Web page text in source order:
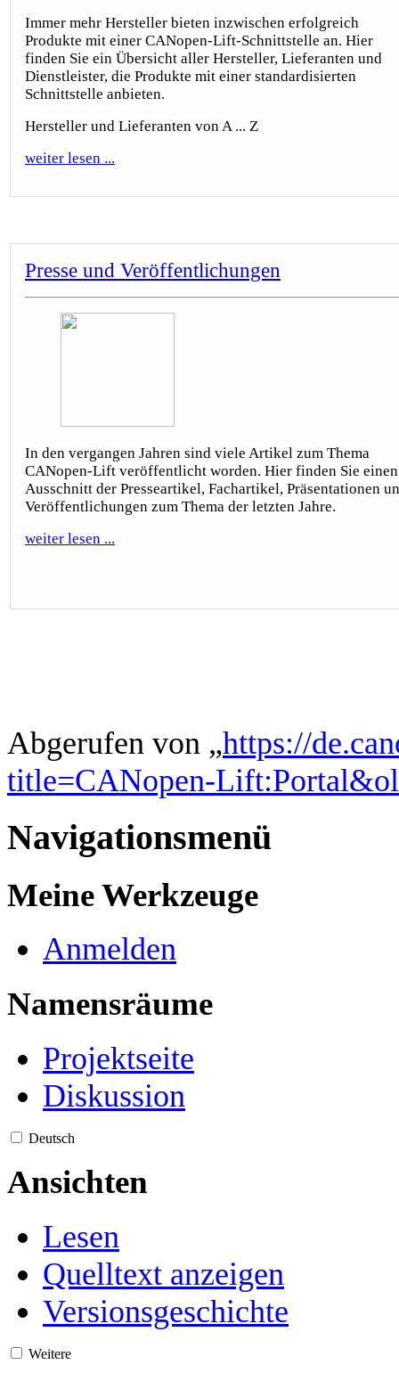
Immer mehr Hersteller bieten inzwischen erfolgreich
Produkte mit einer CANopen-Lift-Schnittstelle an. Hier
finden Sie ein Übersicht aller Hersteller, Lieferanten und
Dienstleister, die Produkte mit einer standardisierten
Schnittstelle anbieten.
Hersteller und Lieferanten von A ... Z
weiter lesen ...
Presse und Veröffentlichungen
In den vergangen Jahren sind viele Artikel zum Thema
CANopen-Lift veröffentlicht worden. Hier finden Sie einen
Ausschnitt der Presseartikel, Fachartikel, Präsentationen
Veröffentlichungen zum Thema der letzten Jahre.
weiter lesen ...
Abgerufen von „https://
title=CANopen-
Navigationsmenü
Meine Werkzeuge
Anmelden
Namensräume
Projektseite
Diskussion
Deutsch
Ansichten
Lesen
Quelltext anzeigen
Versionsgeschichte
Weitere